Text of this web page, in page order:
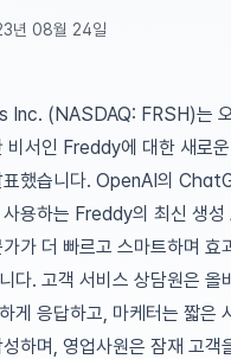
년 08월 24일
Inc. (NASDAQ: FRSH)는
비서인 Freddy에 대한 새로
했습니다. OpenAI의
사용하는 Freddy의 최신 생성
가 더 빠르고 스마트하며 효
다. 고객 서비스 상담원은 올
게 응답하고, 마케터는 짧은
하며, 영업사원은 잠재 고객